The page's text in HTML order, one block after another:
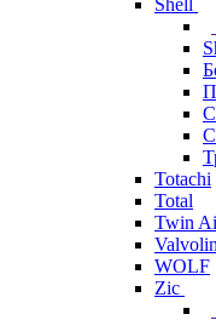
Shell
Totachi
Total
Twin
WOLF
Zic